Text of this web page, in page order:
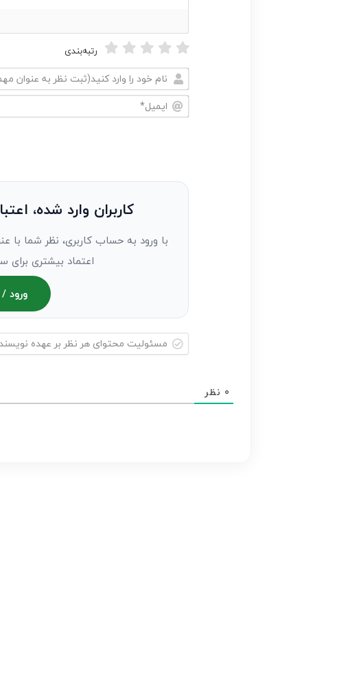
رتبه‌بندی
نام
خود
نظر
مهمان)*
کاربران وارد شده،
با ورود به حساب کاربری، نظر شما با
اعتماد بیشتری برای
ورود
هر
0 نظر